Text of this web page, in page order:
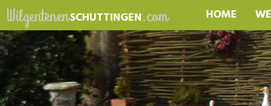
WilgentenenSCHUTTINGEN.com HOME